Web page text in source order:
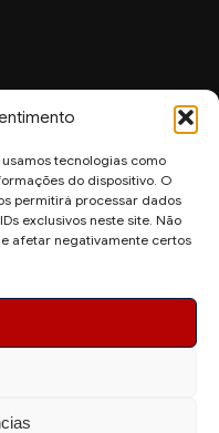
tecnologias como
do dispositivo. O
permitirá processar dados
exclusivos neste site. Não
afetar negativamente certos